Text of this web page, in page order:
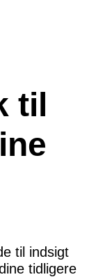
til
til indsigt
tidligere